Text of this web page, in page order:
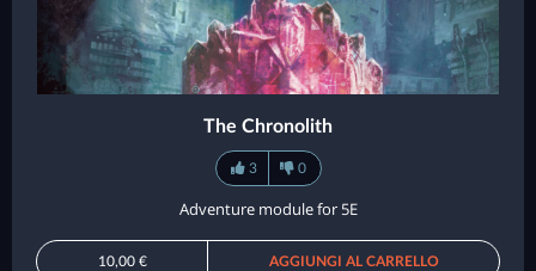
The Chronolith
3 0
Adventure module for 5E
10,00 € AGGIUNGI AL CARRELLO